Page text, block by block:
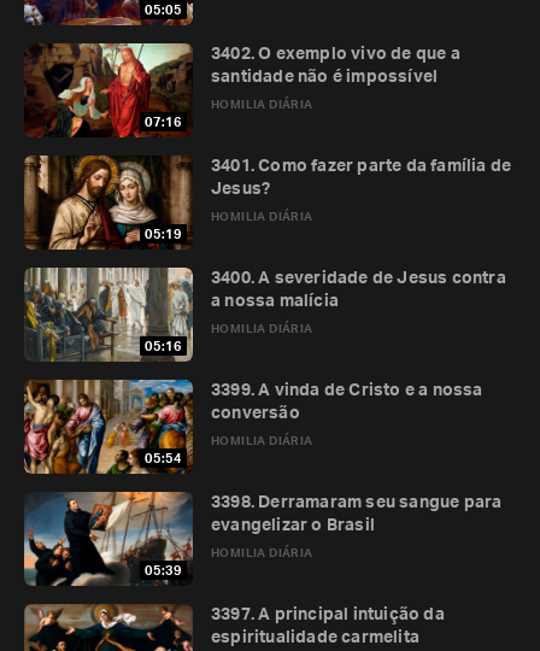
05:05
07:16
HOMILIA DIÁRIA
3402. O exemplo vivo de que a
santidade não é impossível
05:19
HOMILIA DIÁRIA
3401. Como fazer parte da família de
Jesus?
05:16
HOMILIA DIÁRIA
3400. A severidade de Jesus contra
a nossa malícia
05:54
HOMILIA DIÁRIA
3399. A vinda de Cristo e a nossa
conversão
05:39
HOMILIA DIÁRIA
3398. Derramaram seu sangue para
evangelizar o Brasil
3397. A principal intuição da
espiritualidade carmelita